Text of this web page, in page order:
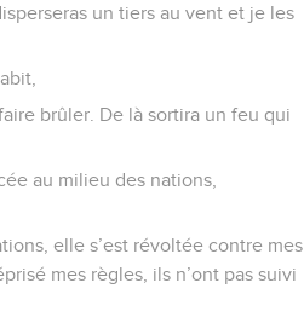
un tiers au vent et je les
brûler. De là sortira un feu qui
au milieu des nations,
elle s’est révoltée contre mes
mes règles, ils n’ont pas suivi